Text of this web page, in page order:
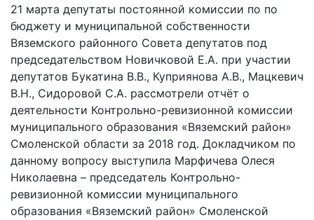
21 марта депутаты постоянной комиссии по по
бюджету и муниципальной собственности
Вяземского районного Совета депутатов под
председательством Новичковой Е.А. при участии
депутатов Букатина В.В., Куприянова А.В., Мацкевич
В.Н., Сидоровой С.А. рассмотрели отчёт о
деятельности Контрольно-ревизионной комиссии
муниципального образования «Вяземский район»
Смоленской области за 2018 год. Докладчиком по
данному вопросу выступила Марфичева Олеся
Николаевна – председатель Контрольно-
ревизионной комиссии муниципального
образования «Вяземский район» Смоленской